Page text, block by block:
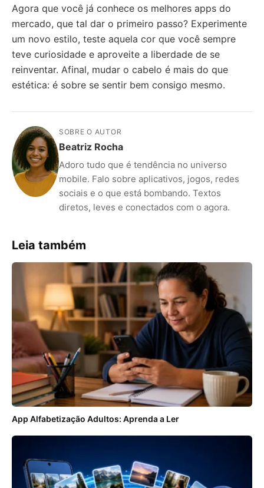
Agora que você já conhece os melhores apps do
mercado, que tal dar o primeiro passo? Experimente
um novo estilo, teste aquela cor que você sempre
teve curiosidade e aproveite a liberdade de se
reinventar. Afinal, mudar o cabelo é mais do que
estética: é sobre se sentir bem consigo mesmo.
SOBRE O AUTOR
Beatriz Rocha
Adoro tudo que é tendência no universo
mobile. Falo sobre aplicativos, jogos, redes
sociais e o que está bombando. Textos
diretos, leves e conectados com o agora.
Leia também
App Alfabetização Adultos: Aprenda a Ler